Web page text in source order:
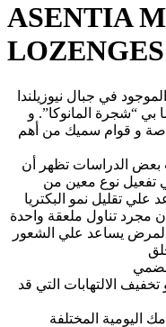
ASENTIA
في جبال نيوزيلندا
“شجرة المانوكا”. و
و قوام سميك من أهم
بعض الدراسات تظهر أن
تفعيل نوع معين من
علي تقليل نمو البكتريا
مجرد تناول ملعقة واحدة
يساعد علي الشعور
الالتهابات التي قد